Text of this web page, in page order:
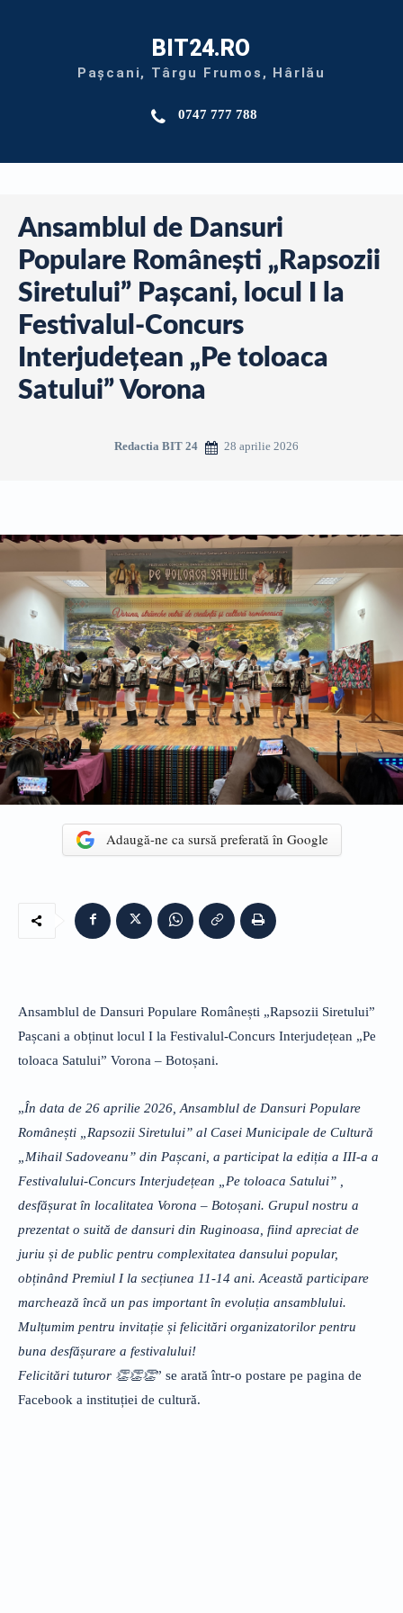
BIT24.RO
Pașcani, Târgu Frumos, Hârlău
0747 777 788
Ansamblul de Dansuri
Populare Românești „Rapsozii
Siretului” Pașcani, locul I la
Festivalul-Concurs
Interjudețean „Pe toloaca
Satului” Vorona
Redactia BIT 24 28 aprilie 2026
Adaugă-ne ca sursă preferată în Google
Ansamblul de Dansuri Populare Românești „Rapsozii Siretului”
Pașcani a obținut locul I la Festivalul-Concurs Interjudețean „Pe
toloaca Satului” Vorona – Botoșani.
„În data de 26 aprilie 2026, Ansamblul de Dansuri Populare
Românești „Rapsozii Siretului” al Casei Municipale de Cultură
„Mihail Sadoveanu” din Pașcani, a participat la ediția a III-a a
Festivalului-Concurs Interjudețean „Pe toloaca Satului” ,
desfășurat în localitatea Vorona – Botoșani. Grupul nostru a
prezentat o suită de dansuri din Ruginoasa, fiind apreciat de
juriu și de public pentru complexitatea dansului popular,
obținând Premiul I la secțiunea 11-14 ani. Această participare
marchează încă un pas important în evoluția ansamblului.
Mulțumim pentru invitație și felicitări organizatorilor pentru
buna desfășurare a festivalului!
Felicitări tuturor 👏👏👏” se arată într-o postare pe pagina de
Facebook a instituției de cultură.